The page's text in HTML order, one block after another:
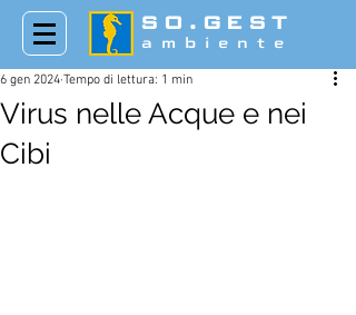
SO.GEST
ambiente
Virus nelle Acque e nei
Cibi
6 gen 2024 Tempo di lettura: 1 min